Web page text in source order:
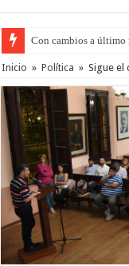
Con cambios a último
Inicio » Política » Sigue el